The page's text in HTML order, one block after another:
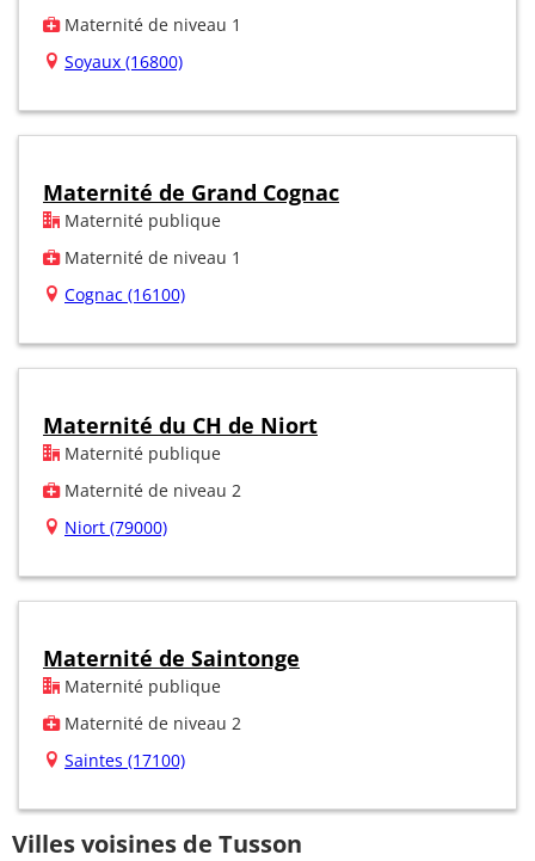
Maternité de niveau 1
Soyaux (16800)
Maternité de Grand Cognac
Maternité publique
Maternité de niveau 1
Cognac (16100)
Maternité du CH de Niort
Maternité publique
Maternité de niveau 2
Niort (79000)
Maternité de Saintonge
Maternité publique
Maternité de niveau 2
Saintes (17100)
Villes voisines de Tusson